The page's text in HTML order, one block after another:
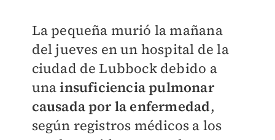
La pequeña murió la mañana
del jueves en un hospital de la
ciudad de Lubbock debido a
unainsuficiencia pulmonar
causada por la enfermedad,
según registros médicos a los